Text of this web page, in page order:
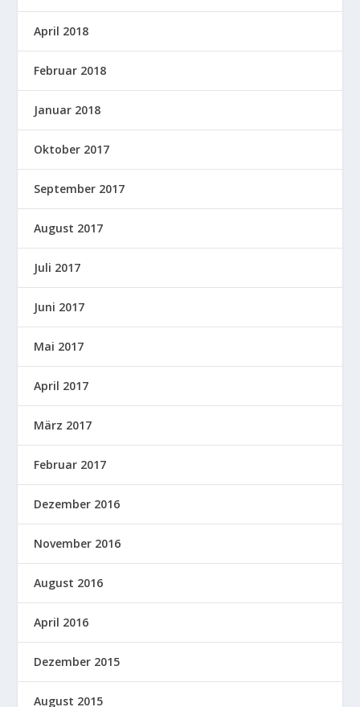
April 2018
Februar 2018
Januar 2018
Oktober 2017
September 2017
August 2017
Juli 2017
Juni 2017
Mai 2017
April 2017
März 2017
Februar 2017
Dezember 2016
November 2016
August 2016
April 2016
Dezember 2015
August 2015